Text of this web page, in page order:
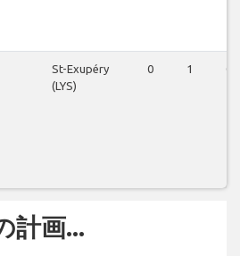
St-Exupéry
(LYS)
0 1 0
計画...